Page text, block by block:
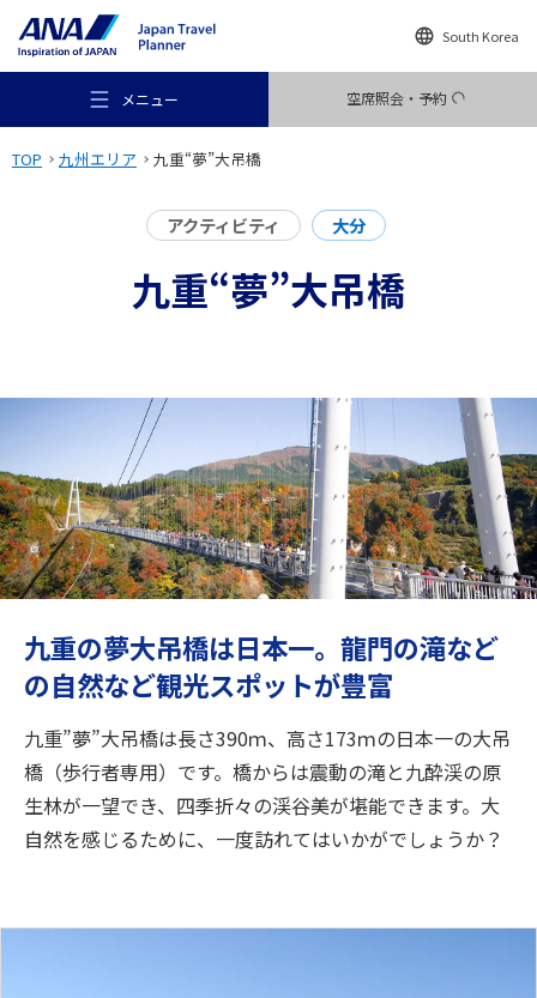
South Korea
メニュー 空席照会・予約
おすすめの旅
旅のお役立ち情報
閉じる
TOP 九州エリア 九重“夢”大吊橋
アクティビティ 大分
九重“夢”大吊橋
九重の夢大吊橋は日本一。龍門の滝など
の自然など観光スポットが豊富
九重”夢”大吊橋は長さ390ｍ、高さ173ｍの日本一の大吊
橋（歩行者専用）です。橋からは震動の滝と九酔渓の原
生林が一望でき、四季折々の渓谷美が堪能できます。大
自然を感じるために、一度訪れてはいかがでしょうか？